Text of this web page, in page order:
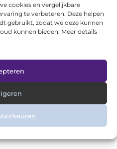
cookies en vergelijkbare
te verbeteren. Deze helpen
gebruikt, zodat we deze kunnen
kunnen bieden. Meer details